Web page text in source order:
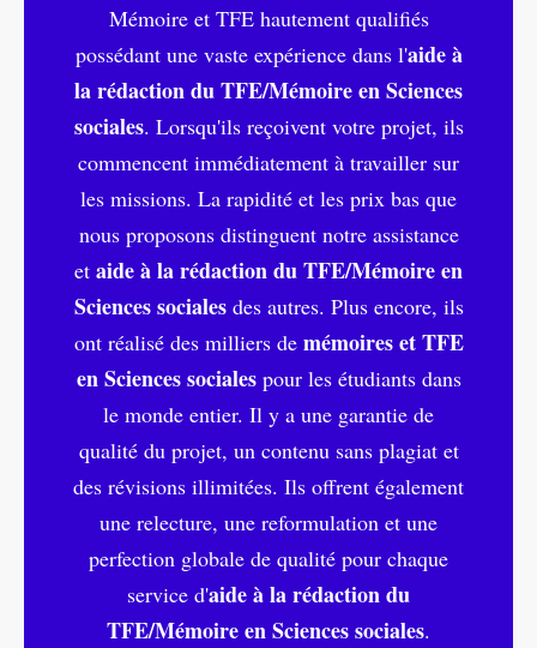
Mémoire et TFE hautement qualifiés
possédant une vaste expérience dans l'aide à
la rédaction du TFE/Mémoire en Sciences
sociales. Lorsqu'ils reçoivent votre projet, ils
commencent immédiatement à travailler sur
les missions. La rapidité et les prix bas que
nous proposons distinguent notre assistance
et aide à la rédaction du TFE/Mémoire en
Sciences socialesdes autres. Plus encore, ils
ont réalisé des milliers demémoires et TFE
en Sciences socialespour les étudiants dans
le monde entier. Il y a une garantie de
qualité du projet, un contenu sans plagiat et
des révisions illimitées. Ils offrent également
une relecture, une reformulation et une
perfection globale de qualité pour chaque
service d'aide à la rédaction du
TFE/Mémoire en Sciences sociales.